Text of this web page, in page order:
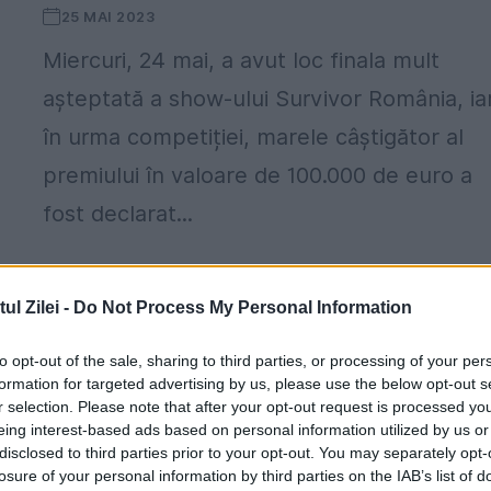
Zilei - Do Not Process My Personal Information
opt-out of the sale, sharing to third parties, or processing of your
for targeted advertising by us, please use the below opt-out
selection. Please note that after your opt-out request is processed
interest-based ads based on personal information utilized by us
to third parties prior to your opt-out. You may separately
of your personal information by third parties on the IAB’s list of
25 MAI 2023
Miercuri, 24 mai, a avut loc finala mult
așteptată a show-ului Survivor România,
în urma competiției, marele câștigător al
premiului în valoare de 100.000 de euro a
fost declarat...
O prezentatoare TV a leșinat în direct.
Totul s-a întâmplat în câteva secunde:
Atât de înfricoșător!